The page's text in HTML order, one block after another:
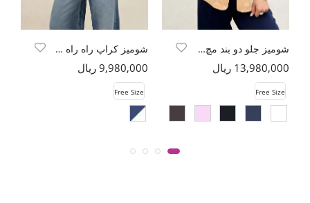
شومیز جلو دو بند مچ کش پاپیون گچی
13,980,000 ریال
Free Size
شومیز کراپ راه راه مچ پاکتی
9,980,000 ریال
Free Size